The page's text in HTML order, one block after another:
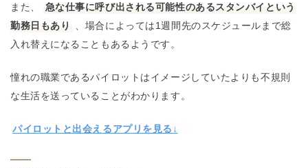
また、
急な仕事に呼び出される可能性のあるスタンバイという
勤務日もあり
、場合によっては1週間先のスケジュールまで総
入れ替えになることもあるようです。
憧れの職業であるパイロットはイメージしていたよりも不規則
な生活を送っていることがわかります。
パイロットと出会えるアプリを見る↓